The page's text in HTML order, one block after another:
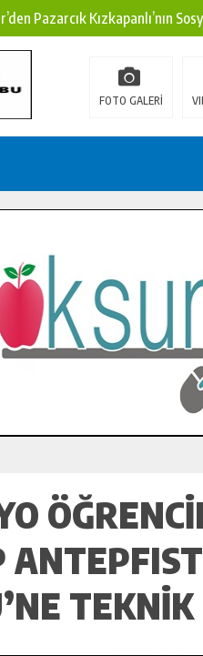
Pazarcık Kızkapanlı’nın
Pazarcık Kırsalına Modern
Uluslararası Başarı:
Komutanı Karakaya’dan
Köprüsünde Sona Doğru.
FOTO GALERİ